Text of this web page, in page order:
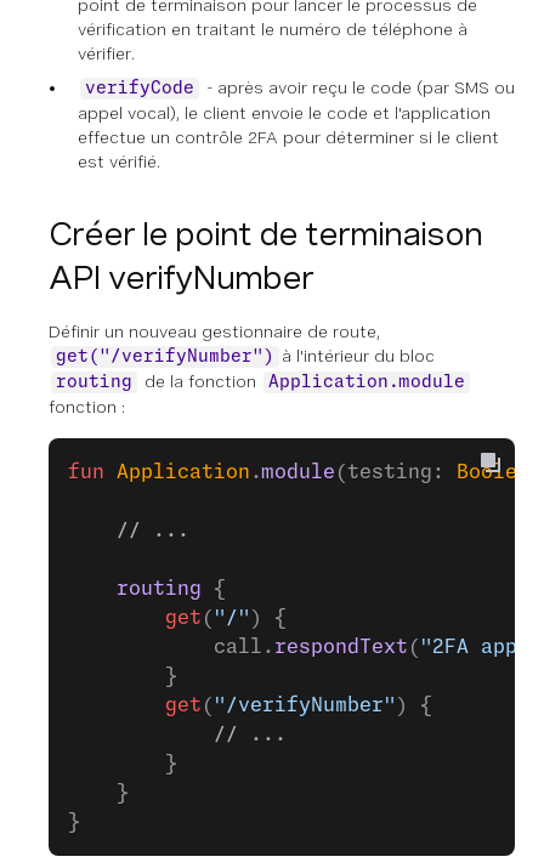
point de terminaison pour lancer le processus de
vérification en traitant le numéro de téléphone à
vérifier.
verifyCode
- après avoir reçu le code (par SMS ou
appel vocal), le client envoie le code et l'application
effectue un contrôle 2FA pour déterminer si le client
est vérifié.
Créer le point de terminaison
API verifyNumber
Définir un nouveau gestionnaire de route,
get("/verifyNumber") à l'intérieur du bloc
routing de la fonction Application.module
fonction :
fun Application .module (testing: Boolean
    // ...
    routing
{
        get
( "/" ) {
            call.
respondText ( "2FA app
        }
        get
( "/verifyNumber" ) {
            // ...
        }
    }
}